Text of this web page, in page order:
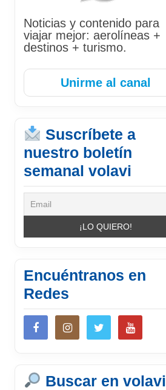
Noticias y contenido para
viajar mejor: aerolíneas +
destinos + turismo.
Unirme al canal
Suscríbete a
nuestro boletín
semanal volavi
Encuéntranos en
Redes
Buscar en volavi